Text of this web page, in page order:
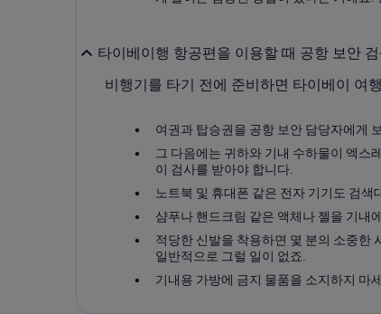
타이베이행 항공편을 이용할 때 공항 보안
비행기를 타기 전에 준비하면 타이베이 여
여권과 탑승권을 공항 보안 담당자에게
그 다음에는 귀하와 기내 수하물이 엑스
이 검사를 받아야 합니다.
노트북 및 휴대폰 같은 전자 기기도 검
샴푸나 핸드크림 같은 액체나 젤을 기내
적당한 신발을 착용하면 몇 분의 소중한
일반적으로 그럴 일이 없죠.
기내용 가방에 금지 물품을 소지하지 마